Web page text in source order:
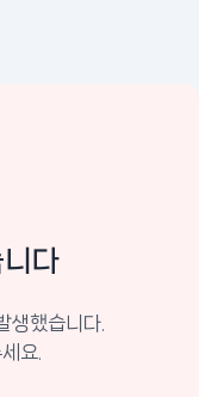
다
생했습니다.
요.